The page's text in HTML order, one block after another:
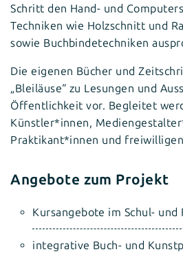
Schritt den Hand- und
Techniken wie Holzschnitt und
sowie Buchbindetechniken
Die eigenen Bücher und
„Bleiläuse“ zu Lesungen und
Öffentlichkeit vor. Begleitet
Künstler*innen,
Praktikant*innen und
Angebote zum Projekt
Kursangebote im Schul- und
integrative Buch- und